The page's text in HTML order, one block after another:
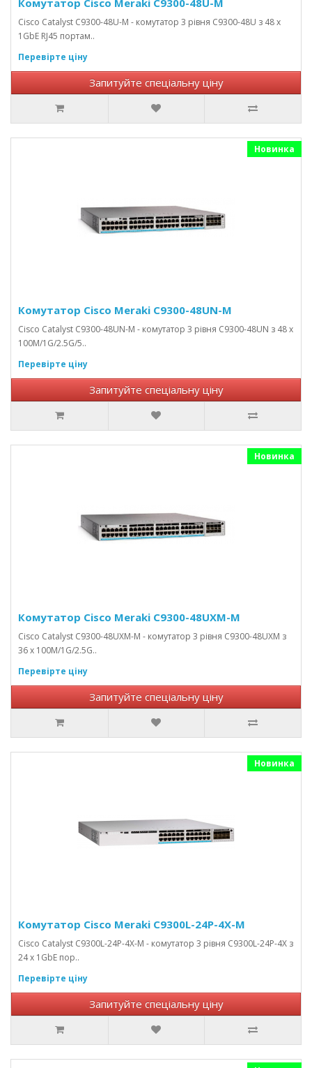
Cisco Catalyst C9300-48U-M - комутатор 3 рівня C9300-48U з 48 x
1GbE RJ45 портам..
Перевірте ціну
Запитуйте спеціальну ціну
Новинка
Комутатор Cisco Meraki C9300-48UN-M
Cisco Catalyst C9300-48UN-M - комутатор 3 рівня C9300-48UN з 48 x
100M/1G/2.5G/5..
Перевірте ціну
Запитуйте спеціальну ціну
Новинка
Комутатор Cisco Meraki C9300-48UXM-M
Cisco Catalyst C9300-48UXM-M - комутатор 3 рівня C9300-48UXM з
36 x 100M/1G/2.5G..
Перевірте ціну
Запитуйте спеціальну ціну
Новинка
Комутатор Cisco Meraki C9300L-24P-4X-M
Cisco Catalyst C9300L-24P-4X-M - комутатор 3 рівня C9300L-24P-4X з
24 x 1GbE пор..
Перевірте ціну
Запитуйте спеціальну ціну